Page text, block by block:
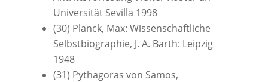
Universität Sevilla 1998
(30) Planck, Max: Wissenschaftliche
Selbstbiographie, J. A. Barth: Leipzig
1948
(31) Pythagoras von Samos,